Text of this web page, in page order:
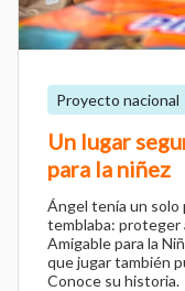
Proyecto nacional
Un lugar
para la niñez
Ángel tenía un solo
temblaba: proteger
Amigable para la
que jugar también
Conoce su historia.